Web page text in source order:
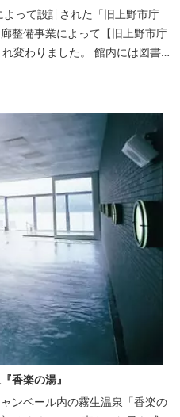
って設計された「旧上野市庁
整備事業によって【旧上野市庁
変わりました。 館内には図書
光案内所「伊賀市観光インフォ
を取り揃えた「伊賀百貨
香楽の湯』
ンベール内の霧生温泉「香楽の